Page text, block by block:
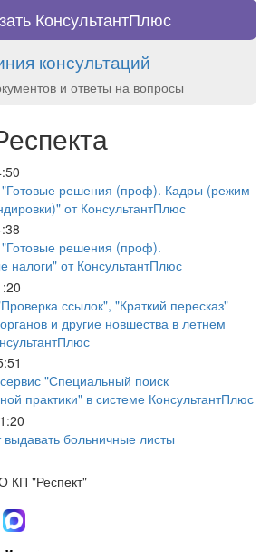
КонсультантПлюс
консультаций
и ответы на вопросы
"Готовые решения (проф). Кадры (режим
от КонсультантПлюс
решения (проф).
налоги" от КонсультантПлюс
ссылок", "Краткий пересказ"
и другие новшества в летнем
"Специальный поиск
практики" в системе КонсультантПлюс
выдавать больничные листы
"Респект"